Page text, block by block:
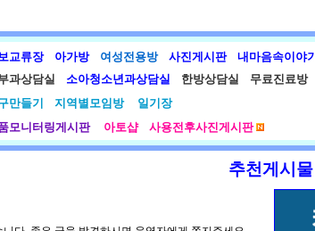
교류장 아가방 여성전용방 사진게시판 내마음속이야기
과상담실 소아청소년과상담실 한방상담실 무료진료방
만들기 지역별모임방
일기장
모니터링게시판 아토샵 사용전후사진게시판
추천게시물